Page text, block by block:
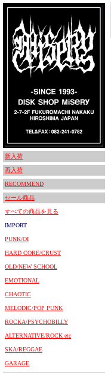
新入荷
再入荷
RECOMMEND
セール商品
すべての商品を見る
IMPORT
PUNK/OI
HARD CORE/CRUST
OLD/NEW SCHOOL
EMOTIONAL
CHAOTIC
MELODIC/POP PUNK
ROCKA/PSYCHOBILLY
ALTERNATIVE/ROCK etc
SKA/REGGAE
GARAGE